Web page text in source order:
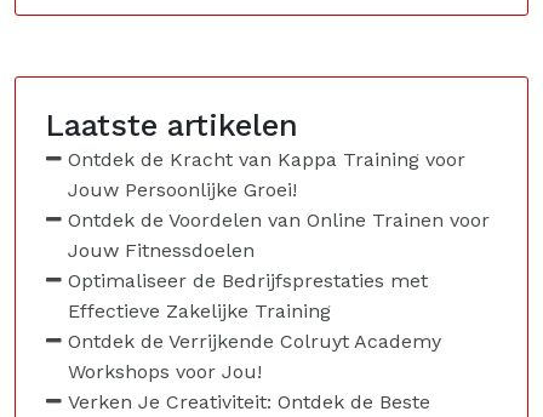
Laatste artikelen
Ontdek de Kracht van Kappa Training voor
Jouw Persoonlijke Groei!
Ontdek de Voordelen van Online Trainen voor
Jouw Fitnessdoelen
Optimaliseer de Bedrijfsprestaties met
Effectieve Zakelijke Training
Ontdek de Verrijkende Colruyt Academy
Workshops voor Jou!
Verken Je Creativiteit: Ontdek de Beste